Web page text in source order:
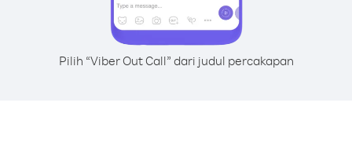
Pilih “Viber Out Call” dari judul percakapan